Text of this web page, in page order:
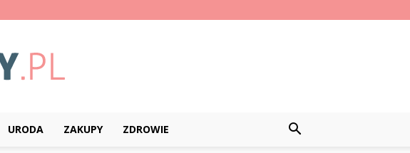
URODA ZAKUPY ZDROWIE